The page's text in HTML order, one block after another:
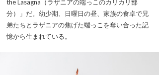
the Lasagna（ラザニアの端っこのカリカリ部
分）」だ。幼少期、日曜日の昼、家族の食卓で兄
弟たちとラザニアの焦げた端っこを奪い合った記
憶から生まれている。